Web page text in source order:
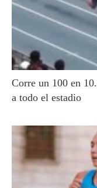
Corre un 100 en
a todo el estadio